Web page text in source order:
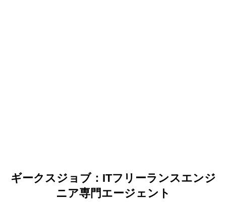
ギークスジョブ：ITフリーランスエンジ
ニア専門エージェント